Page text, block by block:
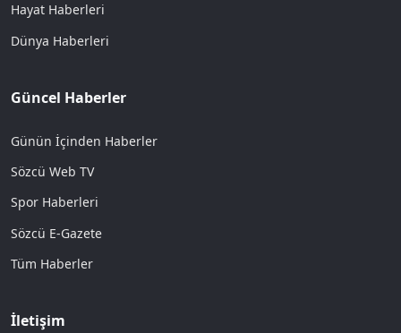
Hayat Haberleri
Dünya Haberleri
Güncel Haberler
Günün İçinden Haberler
Sözcü Web TV
Spor Haberleri
Sözcü E-Gazete
Tüm Haberler
İletişim